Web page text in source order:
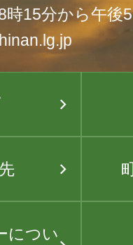
15分から午後
につい